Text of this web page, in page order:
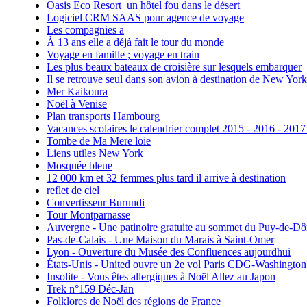
Oasis Eco Resort un hôtel fou dans le désert
Logiciel CRM SAAS pour agence de voyage
Les compagnies a
À 13 ans elle a déjà fait le tour du monde
Voyage en famille ; voyage en train
Les plus beaux bateaux de croisière sur lesquels embarquer
Il se retrouve seul dans son avion à destination de New York
Mer Kaikoura
Noël à Venise
Plan transports Hambourg
Vacances scolaires le calendrier complet 2015 - 2016 -
Tombe de Ma Mere loie
Liens utiles New York
Mosquée bleue
12 000 km et 32 femmes plus tard il arrive à destination
reflet de ciel
Convertisseur Burundi
Tour Montparnasse
Auvergne - Une patinoire gratuite au sommet du Puy-de-
Pas-de-Calais - Une Maison du Marais à Saint-Omer
Lyon - Ouverture du Musée des Confluences aujourdhui
États-Unis - United ouvre un 2e vol Paris CDG-Washington
Insolite - Vous êtes allergiques à Noël Allez au Japon
Trek n°159 Déc-Jan
Folklores de Noël des régions de France